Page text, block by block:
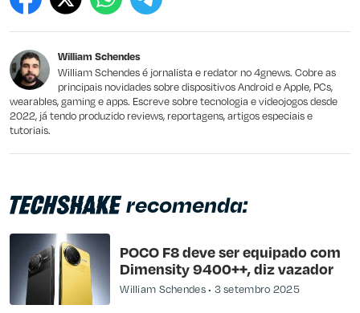
Este conteúdo contém informação incorreta
Outro
William Schendes
William Schendes é jornalista e redator no 4gnews. Cobre as
principais novidades sobre dispositivos Android e Apple, PCs,
wearables, gaming e apps. Escreve sobre tecnologia e videojogos desde
2022, já tendo produzido reviews, reportagens, artigos especiais e
tutoriais.
recomenda:
POCO F8 deve ser equipado com
Dimensity 9400++, diz vazador
William Schendes 3 setembro 2025